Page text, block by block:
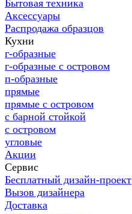
Бытовая техника
Аксессуары
Распродажа образцов
Кухни
г-образные
г-образные с островом
п-образные
прямые
прямые с островом
с барной стойкой
с островом
угловые
Акции
Сервис
Бесплатный дизайн-проект
Вызов дизайнера
Доставка